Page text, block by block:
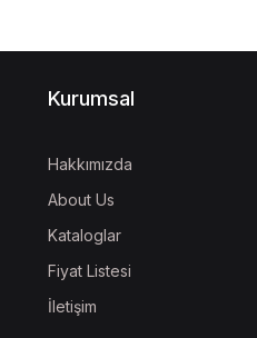
Kurumsal
Hakkımızda
About Us
Kataloglar
Fiyat Listesi
İletişim